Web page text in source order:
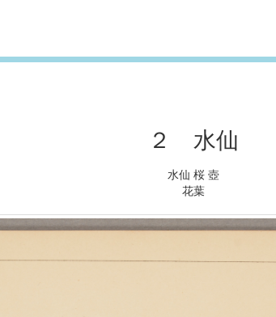
２ 水仙
水仙 桜 壺
花葉